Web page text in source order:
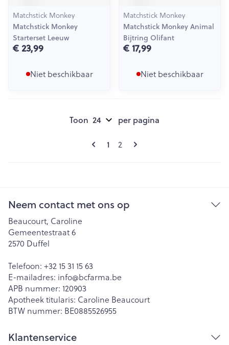
Matchstick Monkey
Matchstick Monkey
Starterset Leeuw
€ 23,99
Niet beschikbaar
Matchstick Monkey
Matchstick Monkey Animal
Bijtring Olifant
€ 17,99
Niet beschikbaar
Pagina's
U lees momenteel pagina
1 Pagina
2
Toon per pagina
Neem contact met ons op
Beaucourt, Caroline
Gemeentestraat 6
2570 Duffel
Telefoon: +32 15 31 15 63
E-mailadres: info@bcfarma.be
APB nummer: 120903
Apotheek titularis: Caroline Beaucourt
BTW nummer: BE0885526955
Klantenservice